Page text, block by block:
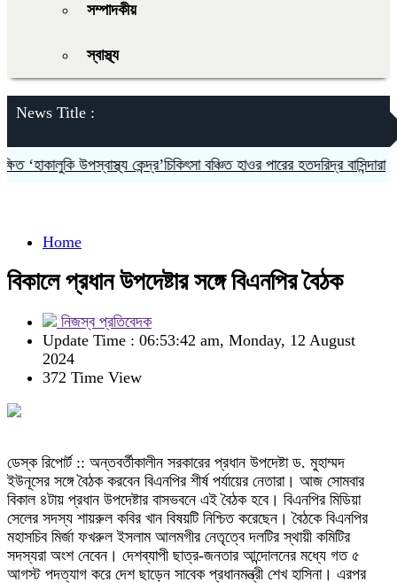
সম্পাদকীয়
স্বাস্থ্য
News Title :
উপস্বাস্থ্য কেন্দ্র’চিকিৎসা বঞ্চিত হাওর পারের হতদরিদ্র বাসিন্দারা
Home
বিকালে প্রধান উপদেষ্টার সঙ্গে বিএনপির বৈঠক
নিজস্ব প্রতিবেদক
Update Time : 06:53:42 am, Monday, 12 August
2024
372 Time View
ডেস্ক রিপোর্ট :: অন্তবর্তীকালীন সরকারের প্রধান উপদেষ্টা ড. মুহাম্মদ
ইউনূসের সঙ্গে বৈঠক করবেন বিএনপির শীর্ষ পর্যায়ের নেতারা। আজ সোমবার
বিকাল ৪টায় প্রধান উপদেষ্টার বাসভবনে এই বৈঠক হবে। বিএনপির মিডিয়া
সেলের সদস্য শায়রুল কবির খান বিষয়টি নিশ্চিত করেছেন। বৈঠকে বিএনপির
মহাসচিব মির্জা ফখরুল ইসলাম আলমগীর নেতৃত্বে দলটির স্থায়ী কমিটির
সদস্যরা অংশ নেবেন। দেশব্যাপী ছাত্র-জনতার আন্দোলনের মধ্যে গত ৫
আগস্ট পদত্যাগ করে দেশ ছাড়েন সাবেক প্রধানমন্ত্রী শেখ হাসিনা। এরপর